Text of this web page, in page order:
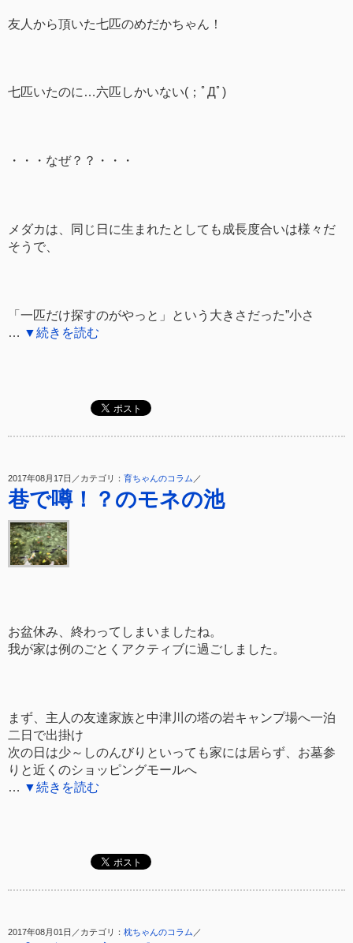
友人から頂いた七匹のめだかちゃん！
七匹いたのに…六匹しかいない(；ﾟДﾟ)
・・・なぜ？？・・・
メダカは、同じ日に生まれたとしても成長度合いは様々だ
そうで、
「一匹だけ探すのがやっと」という大きさだった”小さ
… ▼続きを読む
2017年08月17日／カテゴリ： 育ちゃんのコラム ／
巷で噂！？のモネの池
お盆休み、終わってしまいましたね。
我が家は例のごとくアクティブに過ごしました。
まず、主人の友達家族と中津川の塔の岩キャンプ場へ一泊
二日で出掛け
次の日は少～しのんびりといっても家には居らず、お墓参
りと近くのショッピングモールへ
▼続きを読む
2017年08月01日／カテゴリ： 枕ちゃんのコラム ／